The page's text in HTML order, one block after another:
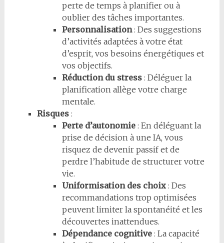
perte de temps à planifier ou à
oublier des tâches importantes.
Personnalisation: Des suggestions
d’activités adaptées à votre état
d’esprit, vos besoins énergétiques et
vos objectifs.
Réduction du stress: Déléguer la
planification allège votre charge
mentale.
Risques:
Perte d’autonomie: En déléguant la
prise de décision à une IA, vous
risquez de devenir passif et de
perdre l’habitude de structurer votre
vie.
Uniformisation des choix: Des
recommandations trop optimisées
peuvent limiter la spontanéité et les
découvertes inattendues.
Dépendance cognitive: La capacité